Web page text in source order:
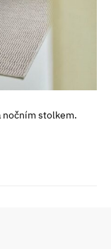
nočním stolkem.